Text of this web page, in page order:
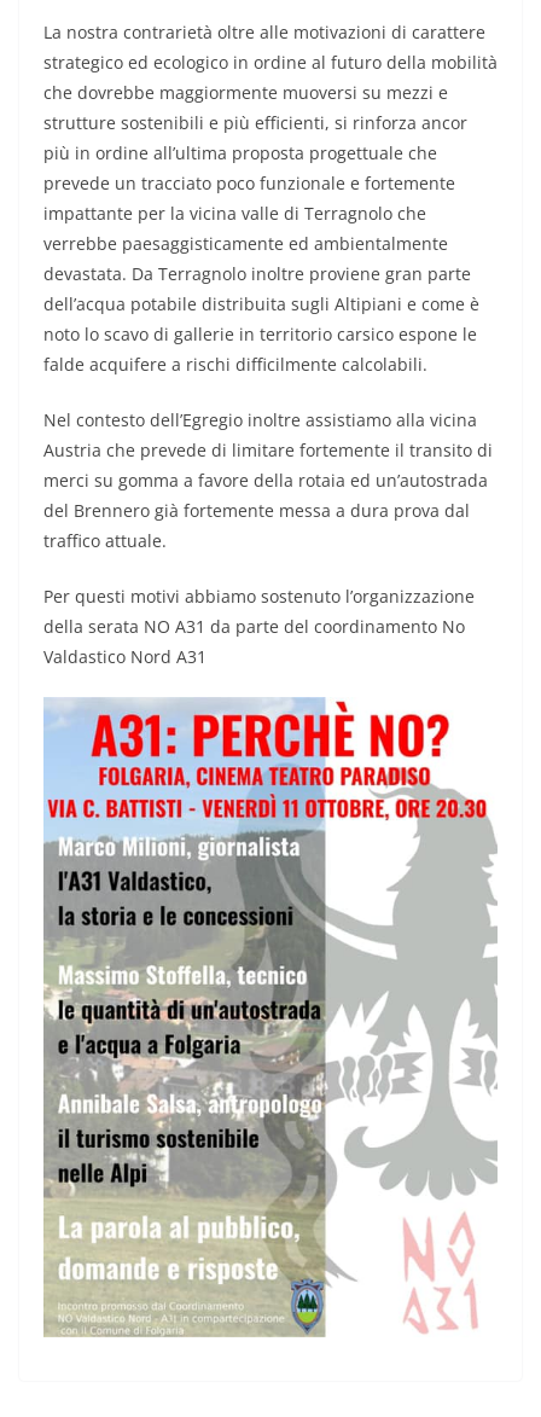
La nostra contrarietà oltre alle motivazioni di carattere
strategico ed ecologico in ordine al futuro della mobilità
che dovrebbe maggiormente muoversi su mezzi e
strutture sostenibili e più efficienti, si rinforza ancor
più in ordine all’ultima proposta progettuale che
prevede un tracciato poco funzionale e fortemente
impattante per la vicina valle di Terragnolo che
verrebbe paesaggisticamente ed ambientalmente
devastata. Da Terragnolo inoltre proviene gran parte
dell’acqua potabile distribuita sugli Altipiani e come è
noto lo scavo di gallerie in territorio carsico espone le
falde acquifere a rischi difficilmente calcolabili.
Nel contesto dell’Egregio inoltre assistiamo alla vicina
Austria che prevede di limitare fortemente il transito di
merci su gomma a favore della rotaia ed un’autostrada
del Brennero già fortemente messa a dura prova dal
traffico attuale.
Per questi motivi abbiamo sostenuto l’organizzazione
della serata NO A31 da parte del coordinamento No
Valdastico Nord A31